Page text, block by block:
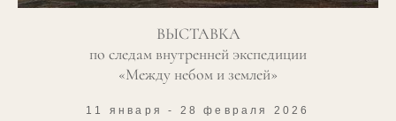
ВЫСТАВКА
по следам внутренней экспедиции
«Между небом и землей»
11 января - 28 февраля 2026